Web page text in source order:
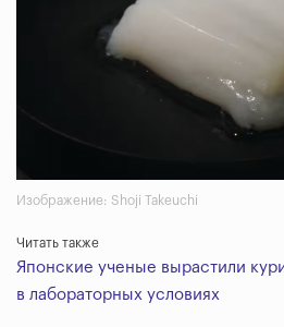
Изображение: Shoji Takeuchi
Читать также
Японские ученые вырастили
в лабораторных условиях